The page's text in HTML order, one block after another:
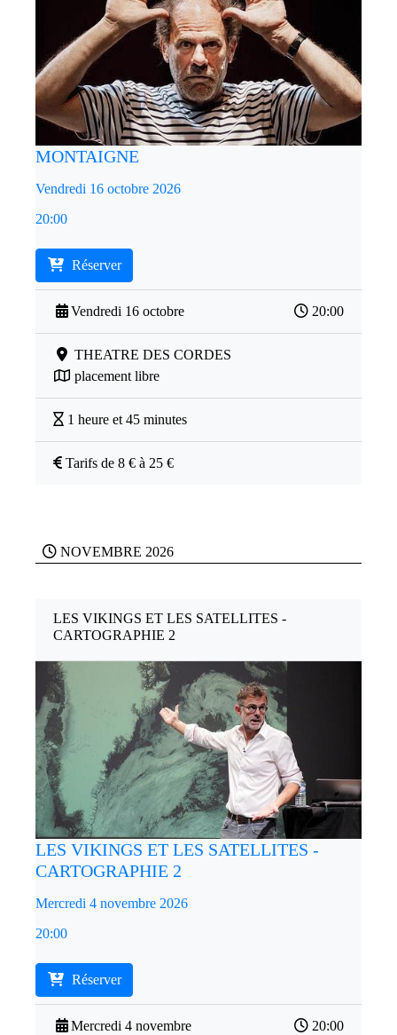
MONTAIGNE
Vendredi 16 octobre 2026
20:00
Réserver
Vendredi 16 octobre 20:00
THEATRE DES CORDES
placement libre
1 heure et 45 minutes
Tarifs de 8 € à 25 €
NOVEMBRE 2026
LES VIKINGS ET LES SATELLITES -
CARTOGRAPHIE 2
LES VIKINGS ET LES SATELLITES -
CARTOGRAPHIE 2
Mercredi 4 novembre 2026
20:00
Réserver
Mercredi 4 novembre 20:00